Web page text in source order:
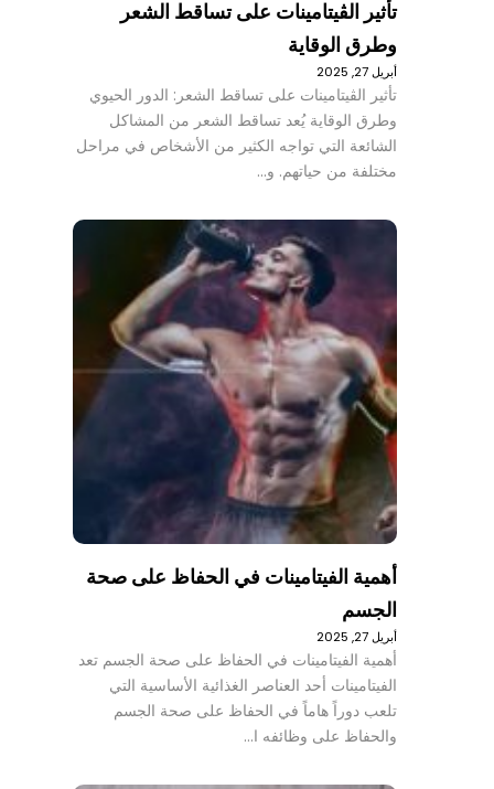
تأثير الڤيتامينات على تساقط الشعر
وطرق الوقاية
أبريل 27, 2025
تأثير الڤيتامينات على تساقط الشعر: الدور الحيوي
وطرق الوقاية يُعد تساقط الشعر من المشاكل
الشائعة التي تواجه الكثير من الأشخاص في مراحل
مختلفة من حياتهم. و…
أهمية الفيتامينات في الحفاظ على صحة
الجسم
أبريل 27, 2025
أهمية الفيتامينات في الحفاظ على صحة الجسم تعد
الفيتامينات أحد العناصر الغذائية الأساسية التي
تلعب دوراً هاماً في الحفاظ على صحة الجسم
والحفاظ على وظائفه ا…